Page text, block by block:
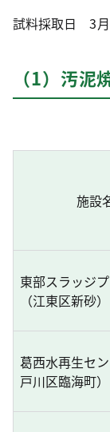
試料採取日 3月
（1）汚泥
施設
東部スラッジ
（江東区新砂）
葛西水再生セ
戸川区臨海町）